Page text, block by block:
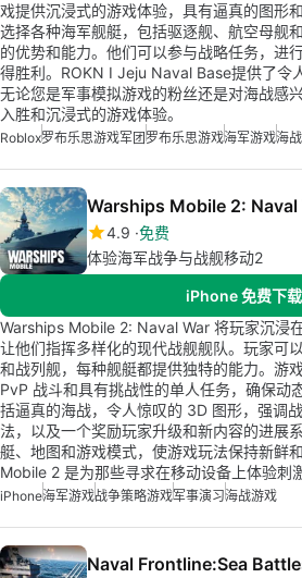
戏提供沉浸式的游戏体验，具有逼真的图形
选择各种海军舰艇，包括驱逐舰、航空母舰
的优势和能力。他们可以参与战略任务，进
得胜利。ROKN I Jeju Naval Base提供了令
无论您是军事模拟游戏的粉丝还是对海战感
入胜和沉浸式的游戏体验。
Roblox罗布乐思游戏军团罗布乐思游戏海军游戏海
Warships Mobile 2: Naval
4.9 免费
体验海军战争与战舰移动2
iPhone 免费下载
Warships Mobile 2: Naval War 将玩家沉浸
让他们指挥多样化的现代战舰舰队。玩家可
和战列舰，每种舰艇都提供独特的能力。游
PvP 战斗和具有挑战性的单人任务，确保动
括逼真的海战，令人惊叹的 3D 图形，强调
法，以及一个奖励玩家升级和新内容的进展
艇、地图和游戏模式，使游戏玩法保持新鲜
Mobile 2 是为那些寻求在移动设备上体验刺
iPhone海军游戏战争策略游戏军事演习海战游戏
Naval Frontline:Sea